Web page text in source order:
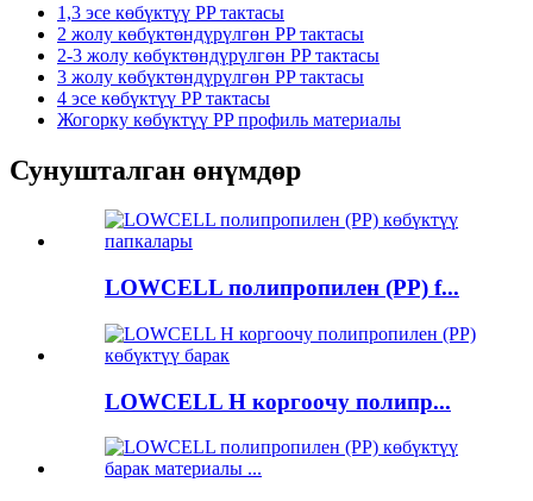
1,3 эсе көбүктүү PP тактасы
2 жолу көбүктөндүрүлгөн PP тактасы
2-3 жолу көбүктөндүрүлгөн PP тактасы
3 жолу көбүктөндүрүлгөн PP тактасы
4 эсе көбүктүү PP тактасы
Жогорку көбүктүү PP профиль материалы
Сунушталган өнүмдөр
LOWCELL полипропилен (PP) f...
LOWCELL H коргоочу полипр...